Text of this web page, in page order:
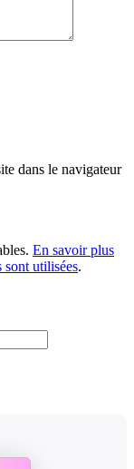
dans le navigateur
En savoir plus
sont utilisées.